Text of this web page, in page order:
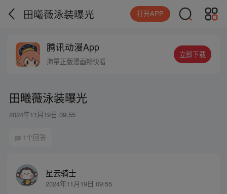
田曦薇泳装曝光 打开APP
腾讯动漫App
海量正版漫画畅快看
立即下载
田曦薇泳装曝光
2024年11月19日 09:55
1个回答
星云骑士
2024年11月19日 09:55